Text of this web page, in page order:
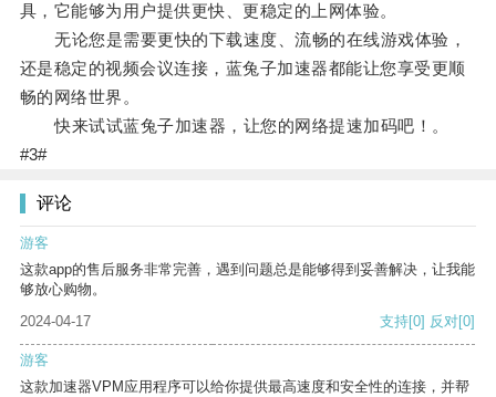
具，它能够为用户提供更快、更稳定的上网体验。
无论您是需要更快的下载速度、流畅的在线游戏体验，
还是稳定的视频会议连接，蓝兔子加速器都能让您享受更顺
畅的网络世界。
快来试试蓝兔子加速器，让您的网络提速加码吧！。
#3#
评论
游客
这款app的售后服务非常完善，遇到问题总是能够得到妥善解决，让我能
够放心购物。
2024-04-17
支持[0] 反对[0]
游客
这款加速器VPM应用程序可以给你提供最高速度和安全性的连接，并帮